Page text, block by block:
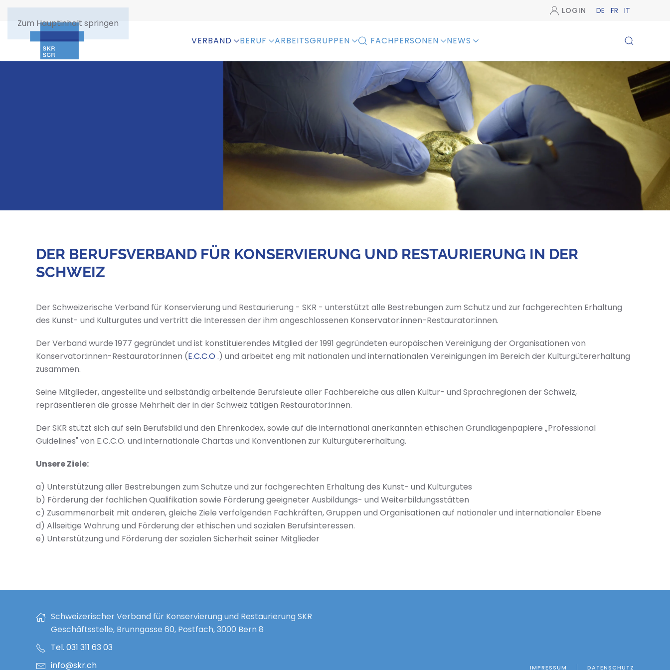
Zum Hauptinhalt springen
LOGIN DE FR IT
VERBAND BERUF ARBEITSGRUPPEN FACHPERSONEN NEWS
DER BERUFSVERBAND FÜR KONSERVIERUNG UND RESTAURIERUNG IN DER
SCHWEIZ
Der Schweizerische Verband für Konservierung und Restaurierung - SKR - unterstützt alle Bestrebungen zum Schutz und zur fachgerechten Erhaltung
des Kunst- und Kulturgutes und vertritt die Interessen der ihm angeschlossenen Konservator:innen-Restaurator:innen.
Der Verband wurde 1977 gegründet und ist konstituierendes Mitglied der 1991 gegründeten europäischen Vereinigung der Organisationen von
Konservator:innen-Restaurator:innen (E.C.C.O .) und arbeitet eng mit nationalen und internationalen Vereinigungen im Bereich der Kulturgütererhaltung
zusammen.
Seine Mitglieder, angestellte und selbständig arbeitende Berufsleute aller Fachbereiche aus allen Kultur- und Sprachregionen der Schweiz,
repräsentieren die grosse Mehrheit der in der Schweiz tätigen Restaurator:innen.
Der SKR stützt sich auf sein Berufsbild und den Ehrenkodex, sowie auf die international anerkannten ethischen Grundlagenpapiere „Professional
Guidelines" von E.C.C.O. und internationale Chartas und Konventionen zur Kulturgütererhaltung.
Unsere Ziele:
a) Unterstützung aller Bestrebungen zum Schutze und zur fachgerechten Erhaltung des Kunst- und Kulturgutes
b) Förderung der fachlichen Qualifikation sowie Förderung geeigneter Ausbildungs- und Weiterbildungsstätten
c) Zusammenarbeit mit anderen, gleiche Ziele verfolgenden Fachkräften, Gruppen und Organisationen auf nationaler und internationaler Ebene
d) Allseitige Wahrung und Förderung der ethischen und sozialen Berufsinteressen.
e) Unterstützung und Förderung der sozialen Sicherheit seiner Mitglieder
Schweizerischer Verband für Konservierung und Restaurierung SKR
Geschäftsstelle, Brunngasse 60, Postfach, 3000 Bern 8
Tel. 031 311 63 03
info@skr.ch
IMPRESSUM DATENSCHUTZ